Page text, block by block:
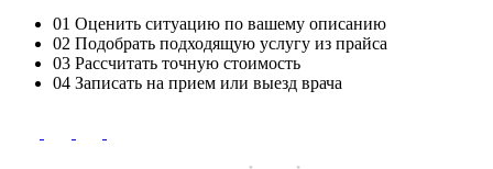
01 Оценить ситуацию по вашему описанию
02 Подобрать подходящую услугу из прайса
03 Рассчитать точную стоимость
04 Записать на прием или выезд врача